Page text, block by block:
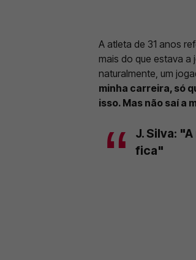
A atleta de 31 anos
mais do que estava a
naturalmente, um
minha carreira, só
isso. Mas não saí a
J. Silva:
fica"